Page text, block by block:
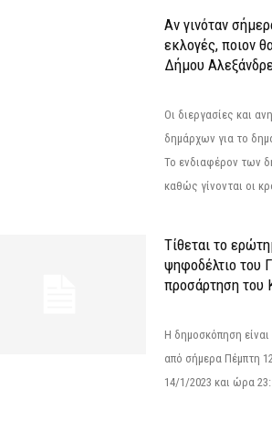
Αν γινόταν
εκλογές, ποιον
Δήμου
Οι διεργασίες και
δημάρχων για το
Το ενδιαφέρον των
καθώς γίνονται οι
Τίθεται το
ψηφοδέλτιο του
προσάρτηση του
Η δημοσκόπηση
από σήμερα Πέμπτη
14/1/2023 και ώρα